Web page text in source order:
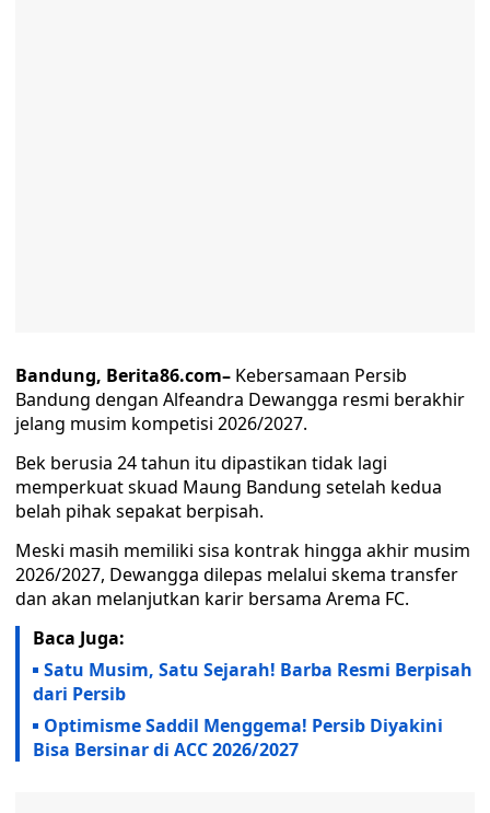
Bandung, Berita86.com– Kebersamaan Persib
Bandung dengan Alfeandra Dewangga resmi berakhir
jelang musim kompetisi 2026/2027.
Bek berusia 24 tahun itu dipastikan tidak lagi
memperkuat skuad Maung Bandung setelah kedua
belah pihak sepakat berpisah.
Meski masih memiliki sisa kontrak hingga akhir musim
2026/2027, Dewangga dilepas melalui skema transfer
dan akan melanjutkan karir bersama Arema FC.
Baca Juga:
Satu Musim, Satu Sejarah! Barba Resmi Berpisah
dari Persib
Optimisme Saddil Menggema! Persib Diyakini
Bisa Bersinar di ACC 2026/2027